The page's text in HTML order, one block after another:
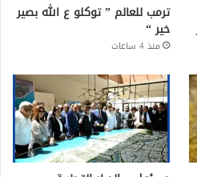
ترمب للعالم ” توكلو ع الله بصير
خير “
منذ 4 ساعات